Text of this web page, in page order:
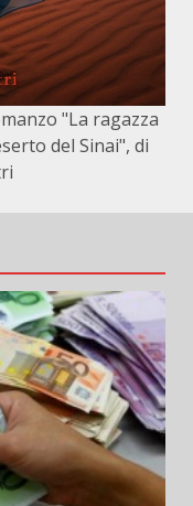
"La ragazza
del Sinai", di